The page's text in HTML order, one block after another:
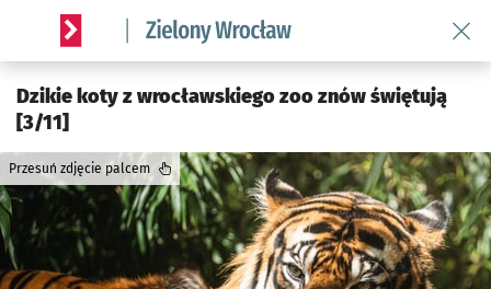
Serwis informacyjny wroclaw.pl podserwis: Środowisko we
Dzikie koty z wrocławskiego zoo znów świętują
[3/11]
Przesuń zdjęcie palcem